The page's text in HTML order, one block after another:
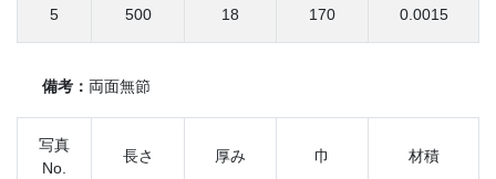
5 500 18 170 0.0015
備考： 両面無節
写真
No.
長さ 厚み 巾 材積